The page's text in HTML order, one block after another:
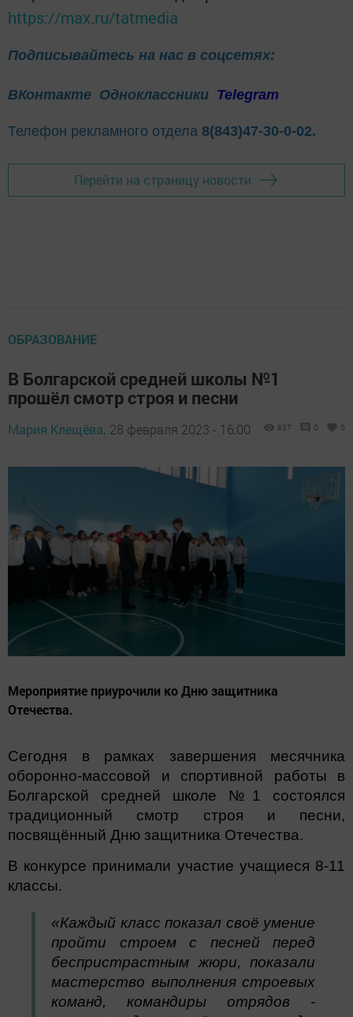
https://max.ru/tatmedia
Подписывайтесь на нас в соцсетях:
ВКонтакте Одноклассники Telegram
Телефон рекламного отдела 8(843)47-30-0-02.
Перейти на страницу новости
ОБРАЗОВАНИЕ
В Болгарской средней школы №1
прошёл смотр строя и песни
Мария Клещёва, 28 февраля 2023 - 16:00 837 0 0
Мероприятие приурочили ко Дню защитника
Отечества.
Сегодня в рамках завершения месячника
оборонно-массовой и спортивной работы в
Болгарской средней школе №1 состоялся
традиционный смотр строя и песни,
посвящённый Дню защитника Отечества.
В конкурсе принимали участие учащиеся 8-11
классы.
«Каждый класс показал своё умение
пройти строем с песней перед
беспристрастным жюри, показали
мастерство выполнения строевых
команд, командиры отрядов -